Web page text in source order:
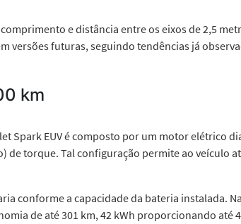
e distância entre os eixos de 2,5
versões futuras, seguindo tendências já
km
Spark EUV é composto por um motor elétrico
de torque. Tal configuração permite ao veículo
conforme a capacidade da bateria instalada.
de até 301 km, 42 kWh proporcionando